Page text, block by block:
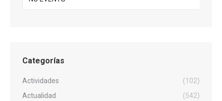
Categorías
Actividades
(102)
Actualidad
(542)